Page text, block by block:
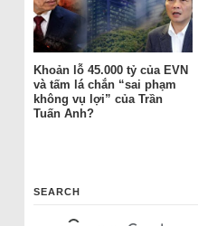
Khoản lỗ 45.000 tỷ của EVN
và tấm lá chắn “sai phạm
không vụ lợi” của Trần
Tuấn Anh?
SEARCH